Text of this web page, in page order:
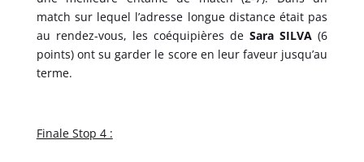
match sur lequel l’adresse longue distance était pas
au rendez-vous, les coéquipières deSara SILVA (6
points) ont su garder le score en leur faveur jusqu’au
terme.
Finale Stop 4 :